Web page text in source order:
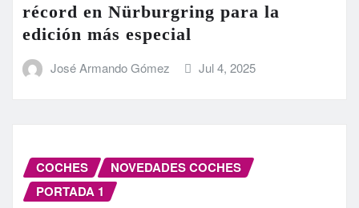
récord en Nürburgring para la
edición más especial
José Armando Gómez Jul 4, 2025
COCHES
NOVEDADES COCHES
PORTADA 1